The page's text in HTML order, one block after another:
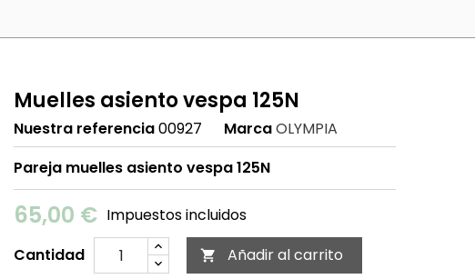
Muelles asiento vespa 125N
Nuestra referencia00927 MarcaOLYMPIA
Pareja muelles asiento vespa 125N
65,00 € Impuestos incluidos
Cantidad
 Añadir al carrito